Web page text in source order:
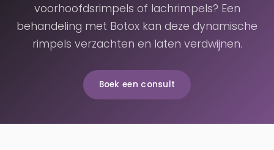
voorhoofdsrimpels of lachrimpels? Een
behandeling met Botox kan deze dynamische
rimpels verzachten en laten verdwijnen.
Boek een consult